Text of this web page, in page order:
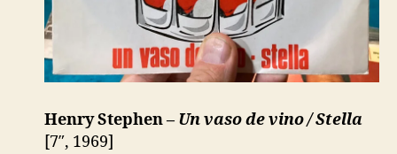
Henry Stephen – Un vaso de vino / Stella
[7″, 1969]